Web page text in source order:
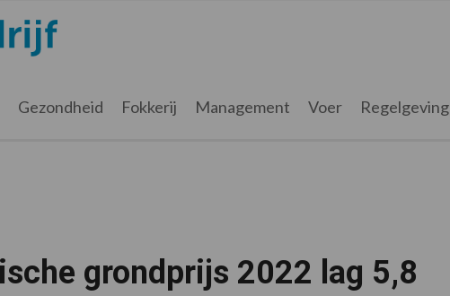
Gezondheid Fokkerij Management Voer Regelgeving
grondprijs 2022 lag 5,8